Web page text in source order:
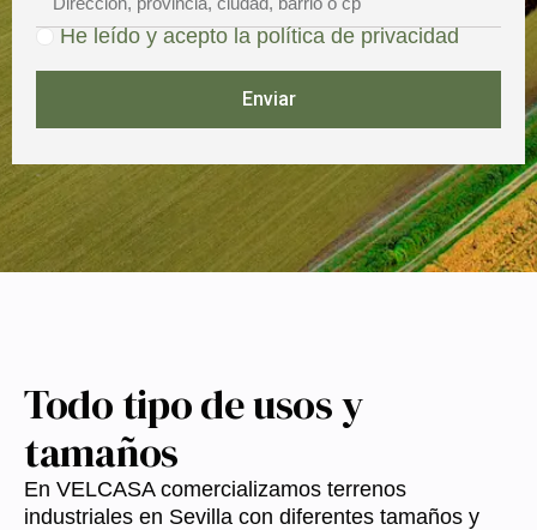
He leído y acepto la política de privacidad
Enviar
Todo tipo de usos y
tamaños
En VELCASA comercializamos terrenos
industriales en Sevilla con diferentes tamaños y